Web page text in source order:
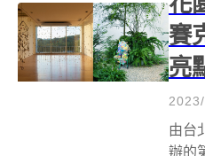
賽
亮
由台
辦的